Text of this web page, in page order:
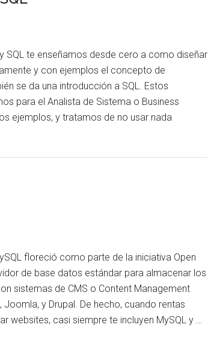
SQL te enseñamos desde cero a como diseñar
y con ejemplos el concepto de
se da una introducción a SQL. Estos
para el Analista de Sistema o Business
ejemplos, y tratamos de no usar nada
floreció como parte de la iniciativa Open
de base datos estándar para almacenar los
sistemas de CMS o Content Management
y Drupal. De hecho, cuando rentas
websites, casi siempre te incluyen MySQL y …